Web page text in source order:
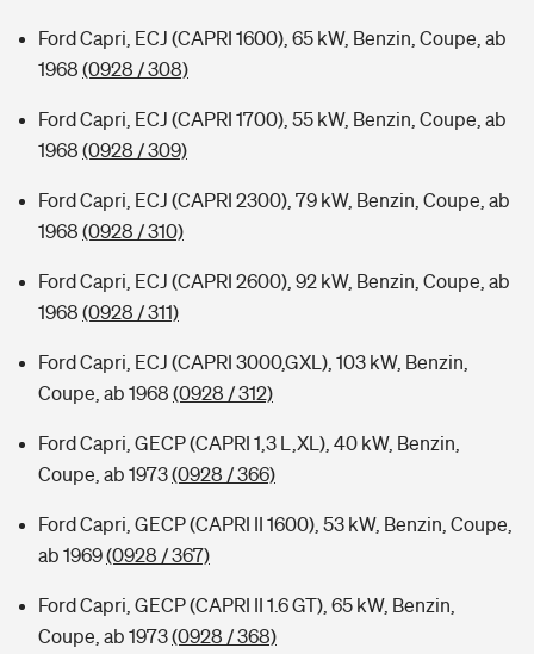
Ford Capri, ECJ (CAPRI 1600), 65 kW, Benzin, Coupe, ab
1968 (0928 / 308)
Ford Capri, ECJ (CAPRI 1700), 55 kW, Benzin, Coupe, ab
1968 (0928 / 309)
Ford Capri, ECJ (CAPRI 2300), 79 kW, Benzin, Coupe, ab
1968 (0928 / 310)
Ford Capri, ECJ (CAPRI 2600), 92 kW, Benzin, Coupe, ab
1968 (0928 / 311)
Ford Capri, ECJ (CAPRI 3000,GXL), 103 kW, Benzin,
Coupe, ab 1968 (0928 / 312)
Ford Capri, GECP (CAPRI 1,3 L,XL), 40 kW, Benzin,
Coupe, ab 1973(0928 / 366)
Ford Capri, GECP (CAPRI II 1600), 53 kW, Benzin, Coupe,
ab 1969(0928 / 367)
Ford Capri, GECP (CAPRI II 1.6 GT), 65 kW, Benzin,
Coupe, ab 1973(0928 / 368)